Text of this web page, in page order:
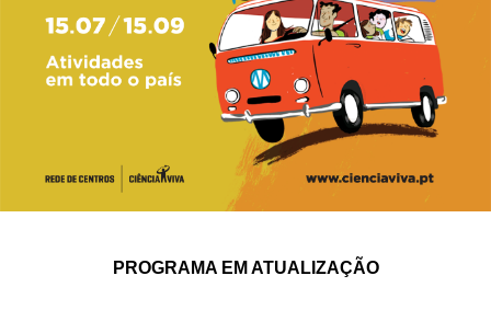
PROGRAMA EM ATUALIZAÇÃO